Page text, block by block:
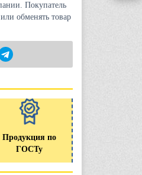
Покупатель
обменять товар
Продукция по
ГОСТу